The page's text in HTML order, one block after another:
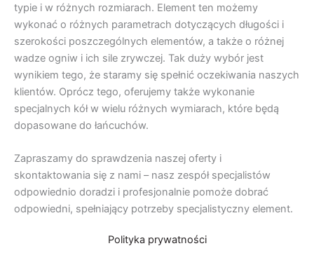
typie i w różnych rozmiarach. Element ten możemy
wykonać o różnych parametrach dotyczących długości i
szerokości poszczególnych elementów, a także o różnej
wadze ogniw i ich sile zrywczej. Tak duży wybór jest
wynikiem tego, że staramy się spełnić oczekiwania naszych
klientów. Oprócz tego, oferujemy także wykonanie
specjalnych kół w wielu różnych wymiarach, które będą
dopasowane do łańcuchów.
Zapraszamy do sprawdzenia naszej oferty i
skontaktowania się z nami – nasz zespół specjalistów
odpowiednio doradzi i profesjonalnie pomoże dobrać
odpowiedni, spełniający potrzeby specjalistyczny element.
Polityka prywatności